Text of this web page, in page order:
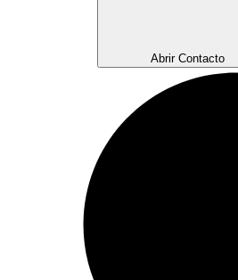
Abrir Contacto